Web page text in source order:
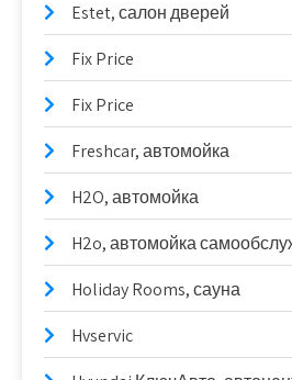
Estet, салон дверей
Fix Price
Fix Price
Freshcar, автомойка
H2O, автомойка
H2o, автомойка
Holiday Rooms, сауна
Hvservic